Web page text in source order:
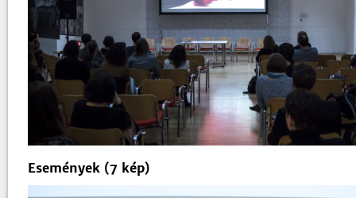
Események (7 kép)